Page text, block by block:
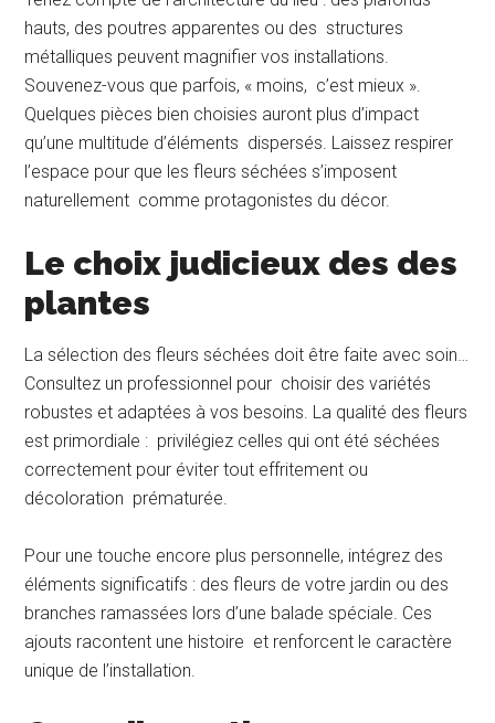
hauts, des poutres apparentes ou des structures
métalliques peuvent magnifier vos installations.
Souvenez-vous que parfois, « moins, c’est mieux ».
Quelques pièces bien choisies auront plus d’impact
qu’une multitude d’éléments dispersés. Laissez respirer
l’espace pour que les fleurs séchées s’imposent
naturellement comme protagonistes du décor.
Le choix judicieux des des
plantes
La sélection des fleurs séchées doit être faite avec soin…
Consultez un professionnel pour choisir des variétés
robustes et adaptées à vos besoins. La qualité des fleurs
est primordiale : privilégiez celles qui ont été séchées
correctement pour éviter tout effritement ou
décoloration prématurée.
Pour une touche encore plus personnelle, intégrez des
éléments significatifs : des fleurs de votre jardin ou des
branches ramassées lors d’une balade spéciale. Ces
ajouts racontent une histoire et renforcent le caractère
unique de l’installation.